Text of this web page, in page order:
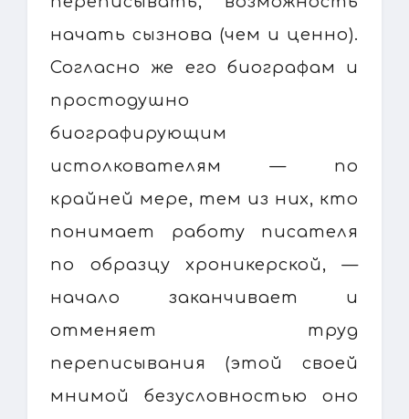
начать сызнова (чем и ценно).
Согласно же его биографам и
простодушно
биографирующим
истолкователям — по
крайней мере, тем из них, кто
понимает работу писателя
по образцу хроникерской, —
начало заканчивает и
отменяет труд
переписывания (этой своей
мнимой безусловностью оно